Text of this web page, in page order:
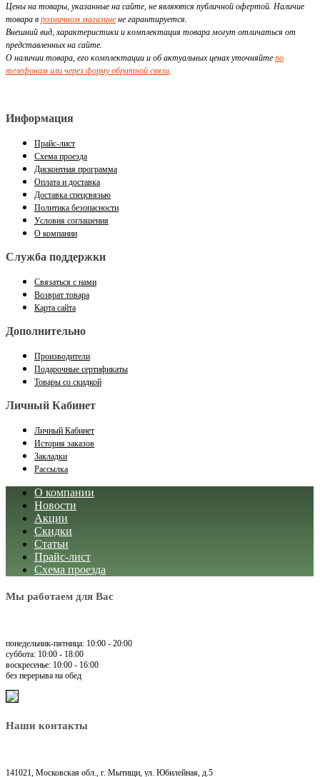
Цены на товары, указанные на сайте, не являются публичной офертой. Наличие
товара в розничном магазине не гарантируется.
Внешний вид, характеристики и комплектация товара могут отличаться от
представленных на сайте.
О наличии товара, его комплектации и об актуальных ценах уточняйте по
телефонам или через форму обратной связи.
Информация
Прайс-лист
Схема проезда
Дисконтная программа
Оплата и доставка
Доставка спецсвязью
Политика безопасности
Условия соглашения
О компании
Служба поддержки
Связаться с нами
Возврат товара
Карта сайта
Дополнительно
Производители
Подарочные сертификаты
Товары со скидкой
Личный Кабинет
Личный Кабинет
История заказов
Закладки
Рассылка
О компании
Новости
Акции
Скидки
Статьи
Прайс-лист
Схема проезда
Мы работаем для Вас
понедельник-пятница: 10:00 - 20:00
суббота: 10:00 - 18:00
воскресенье: 10:00 - 16:00
без перерыва на обед
Наши контакты
141021, Московская обл., г. Мытищи, ул. Юбилейная, д.5